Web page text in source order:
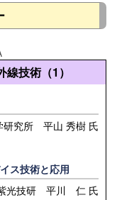
技術（1）
研究所 平山 秀樹 氏
ス技術と応用
紫光技研 平川 仁 氏